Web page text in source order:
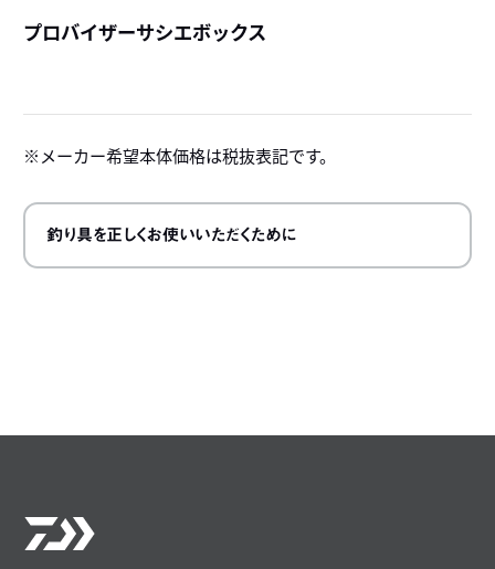
プロバイザーサシエボックス
メーカー希望本体価格は税抜表記です。
釣り具を正しくお使いいただくために